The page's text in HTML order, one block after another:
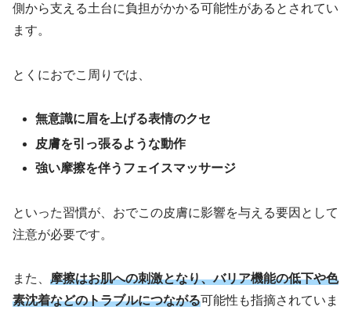
側から支える土台に負担がかかる可能性があるとされてい
ます。
とくにおでこ周りでは、
無意識に眉を上げる表情のクセ
皮膚を引っ張るような動作
強い摩擦を伴うフェイスマッサージ
といった習慣が、おでこの皮膚に影響を与える要因として
注意が必要です。
また、 摩擦はお肌への刺激となり、バリア機能の低下や色
素沈着などのトラブルにつながる可能性も指摘されていま